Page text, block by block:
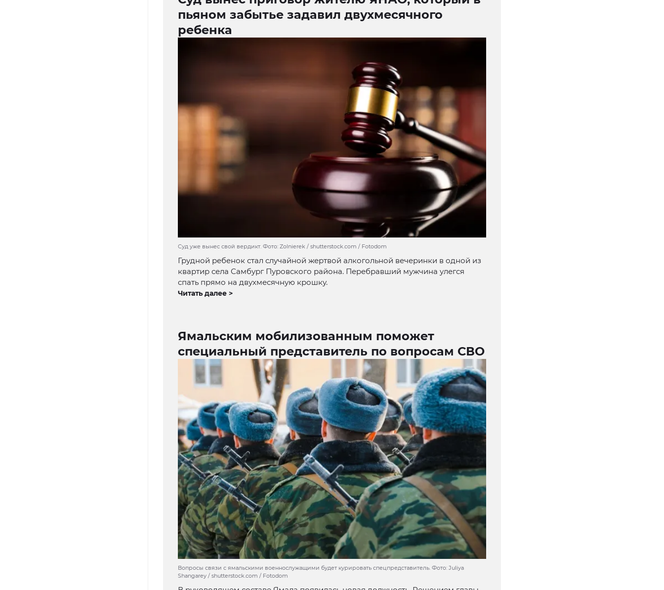
пьяном забытье задавил двухмесячного
ребенка
Суд уже вынес свой вердикт. Фото: Zolnierek / shutterstock.com / Fotodom
Грудной ребенок стал случайной жертвой алкогольной вечеринки в одной из
квартир села Самбург Пуровского района. Перебравший мужчина улегся
спать прямо на двухмесячную крошку.
Читать далее >
Ямальским мобилизованным поможет
специальный представитель по вопросам СВО
Вопросы связи с ямальскими военнослужащими будет курировать спецпредставитель. Фото: Juliya
Shangarey / shutterstock.com / Fotodom